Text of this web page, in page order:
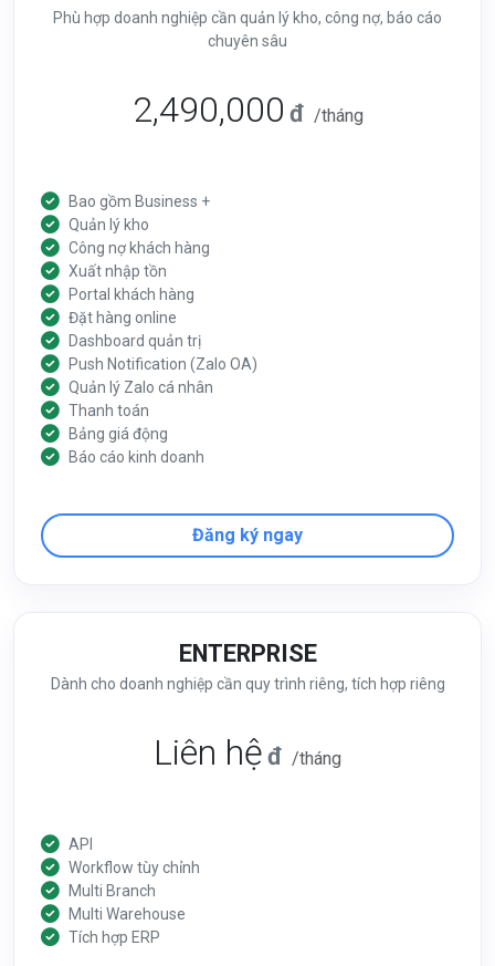
Phù hợp doanh nghiệp cần quản lý kho, công nợ, báo cáo
chuyên sâu
2,490,000 đ /tháng
Bao gồm Business +
Quản lý kho
Công nợ khách hàng
Xuất nhập tồn
Portal khách hàng
Đặt hàng online
Dashboard quản trị
Push Notification (Zalo OA)
Quản lý Zalo cá nhân
Thanh toán
Bảng giá động
Báo cáo kinh doanh
Đăng ký ngay
ENTERPRISE
Dành cho doanh nghiệp cần quy trình riêng, tích hợp riêng
Liên hệ đ /tháng
API
Workflow tùy chỉnh
Multi Branch
Multi Warehouse
Tích hợp ERP